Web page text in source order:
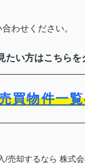
わせください。
たい方はこちら
買物件一
売却するなら 株式